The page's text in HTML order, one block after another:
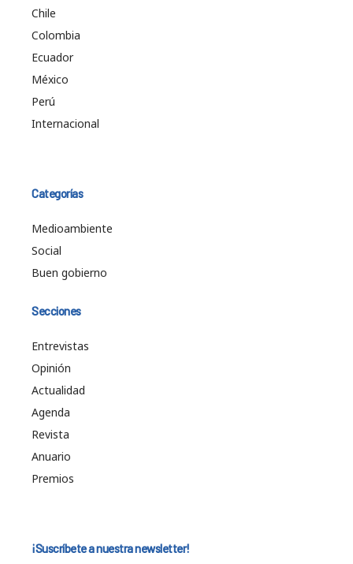
Chile
Colombia
Ecuador
México
Perú
Internacional
Categorías
Medioambiente
Social
Buen gobierno
Secciones
Entrevistas
Opinión
Actualidad
Agenda
Revista
Anuario
Premios
¡Suscríbete a nuestra newsletter!